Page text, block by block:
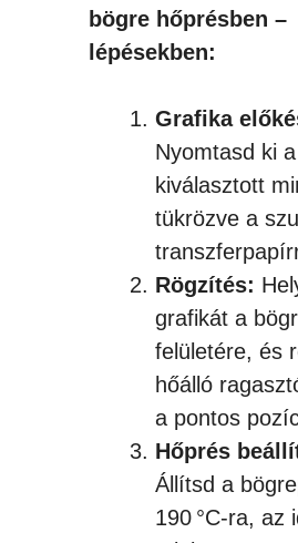
bögre hőprésben –
lépésekben:
Grafika
Nyomtasd ki a
kiválasztott
tükrözve a
Rögzítés:
grafikát a
felületére, és
hőálló
a pontos
Hőprés
Állítsd a
190 °C-ra, az